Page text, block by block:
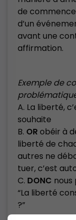
de
d’un
avant une
affirmation.
Exemple de
A. La liberté,
souhaite
B. ORobéir à
liberté de
autres ne
tuer, c’est
C. DONC nous
“La liberté
?”